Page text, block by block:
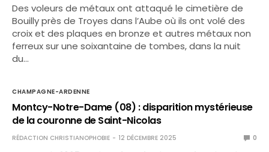
Des voleurs de métaux ont attaqué le cimetière de
Bouilly près de Troyes dans l’Aube où ils ont volé des
croix et des plaques en bronze et autres métaux non
ferreux sur une soixantaine de tombes, dans la nuit
du…
CHAMPAGNE-ARDENNE
Montcy-Notre-Dame (08) : disparition mystérieuse
de la couronne de Saint-Nicolas
RÉDACTION CHRISTIANOPHOBIE 12 DÉCEMBRE 2025 0